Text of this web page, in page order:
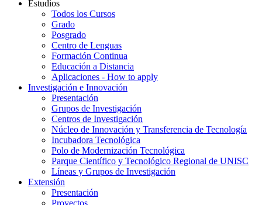
Estudios
Todos los Cursos
Grado
Posgrado
Centro de Lenguas
Formación Continua
Educación a Distancia
Aplicaciones - How to apply
Investigación e Innovación
Presentación
Grupos de Investigación
Centros de Investigación
Núcleo de Innovación y Transferencia de Tecnología
Incubadora Tecnológica
Polo de Modernización Tecnológica
Parque Científico y Tecnológico Regional de UNISC
Líneas y Grupos de Investigación
Extensión
Presentación
Proyectos